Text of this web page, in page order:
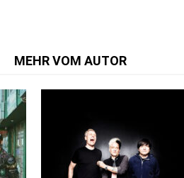
MEHR VOM AUTOR